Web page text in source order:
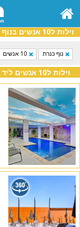
וילות ל10 אנשים בנוף כנרת
נוף כנרת 10 אנשים
וילות ל10 אנשים ליד נוף כנרת